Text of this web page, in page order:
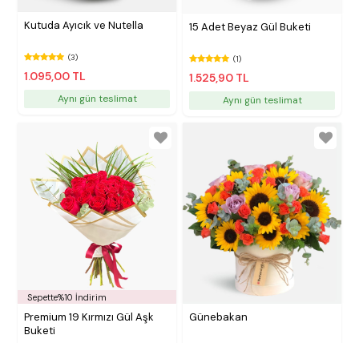
Kutuda Ayıcık ve Nutella
(3)
1.095,00 TL
Aynı gün teslimat
15 Adet Beyaz Gül Buketi
(1)
1.525,90 TL
Aynı gün teslimat
Sepette%10 İndirim
Premium 19 Kırmızı Gül Aşk
Buketi
Günebakan